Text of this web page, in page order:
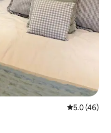
Calificación
5.0 (46)